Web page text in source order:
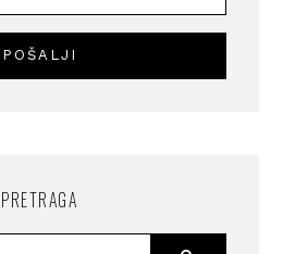
PRETRAGA